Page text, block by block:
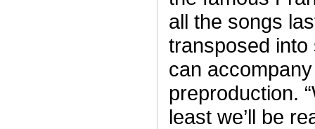
all the songs
transposed
can
preproduction.
least we’ll be